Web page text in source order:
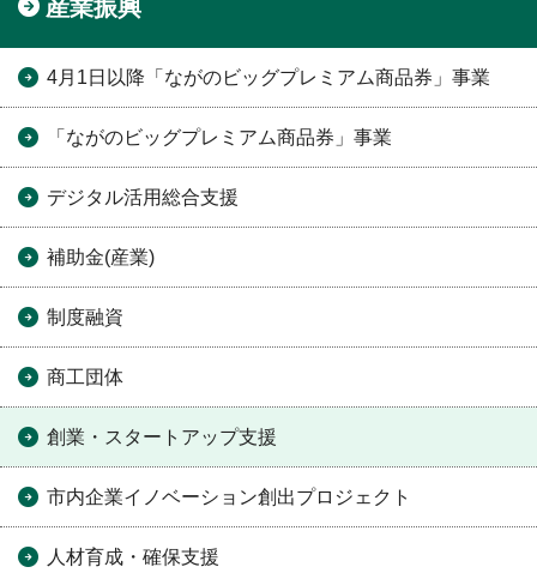
産業振興
4月1日以降「ながのビッグプレミアム商品券」事業
「ながのビッグプレミアム商品券」事業
デジタル活用総合支援
補助金(産業)
制度融資
商工団体
創業・スタートアップ支援
市内企業イノベーション創出プロジェクト
人材育成・確保支援